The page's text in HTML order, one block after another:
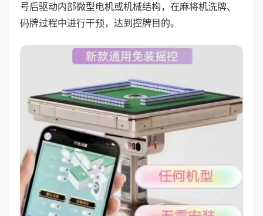
号后驱动内部微型电机或机械结构，在麻将机洗牌、
码牌过程中进行干预，达到控牌目的。